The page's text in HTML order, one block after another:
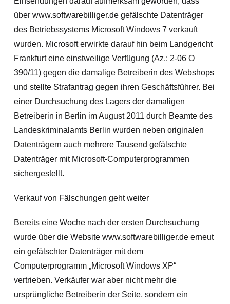
über www.softwarebilliger.de gefälschte Datenträger
des Betriebssystems Microsoft Windows 7 verkauft
wurden. Microsoft erwirkte darauf hin beim Landgericht
Frankfurt eine einstweilige Verfügung (Az.: 2-06 O
390/11) gegen die damalige Betreiberin des Webshops
und stellte Strafantrag gegen ihren Geschäftsführer. Bei
einer Durchsuchung des Lagers der damaligen
Betreiberin in Berlin im August 2011 durch Beamte des
Landeskriminalamts Berlin wurden neben originalen
Datenträgern auch mehrere Tausend gefälschte
Datenträger mit Microsoft-Computerprogrammen
sichergestellt.
Verkauf von Fälschungen geht weiter
Bereits eine Woche nach der ersten Durchsuchung
wurde über die Website www.softwarebilliger.de erneut
ein gefälschter Datenträger mit dem
Computerprogramm „Microsoft Windows XP“
vertrieben. Verkäufer war aber nicht mehr die
ursprüngliche Betreiberin der Seite, sondern ein